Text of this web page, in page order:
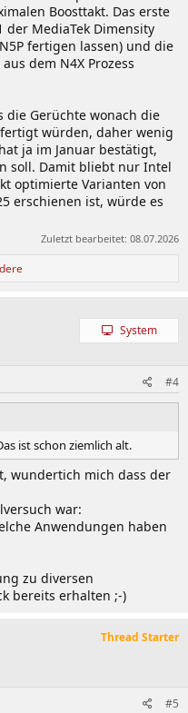
Boosttakt. Das erste
der MediaTek Dimensity
fertigen lassen) und die
dem N4X Prozess
die Gerüchte wonach die
würden, daher wenig
ja im Januar bestätigt,
soll. Damit bliebt nur Intel
optimierte Varianten von
erschienen ist, würde es
Zuletzt bearbeitet: 08.07.2026
System
#4
ist schon ziemlich alt.
wundertich mich dass der
war:
Anwendungen haben
zu diversen
bereits erhalten ;-)
Thread Starter
#5